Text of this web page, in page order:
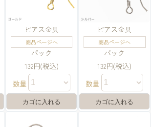
ピアス金具
商品ページへ
パック
132円(税込)
数量
ピアス金具
商品ページへ
パック
132円(税込)
数量